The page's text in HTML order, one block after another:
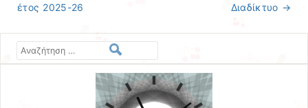
έτος 2025-26
Διαδίκτυο →
Αναζήτηση